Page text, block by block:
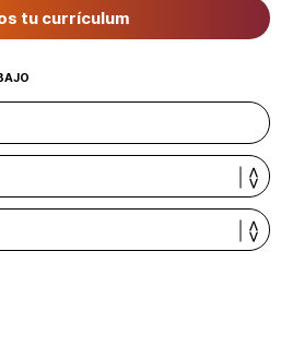
tu currículum